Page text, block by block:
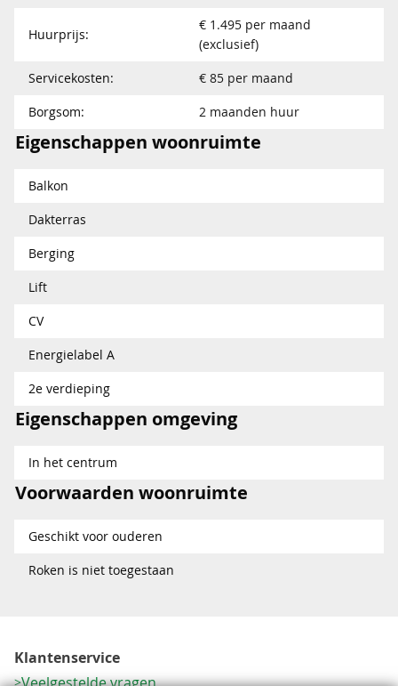
Huurprijs:
€ 1.495 per maand
(exclusief)
Servicekosten:
€ 85 per maand
Borgsom:
2 maanden huur
Eigenschappen woonruimte
Balkon
Dakterras
Berging
Lift
CV
Energielabel A
2e verdieping
Eigenschappen omgeving
In het centrum
Voorwaarden woonruimte
Geschikt voor ouderen
Roken is niet toegestaan
Klantenservice